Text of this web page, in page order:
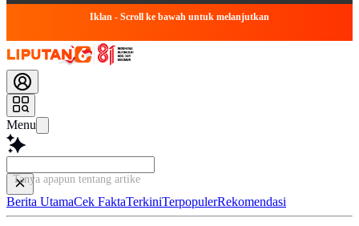
Iklan - Scroll ke bawah untuk melanjutkan
Menu
Tanya apapun tentang artikel ini...
Berita UtamaCek FaktaTerkiniTerpopulerRekomendasi